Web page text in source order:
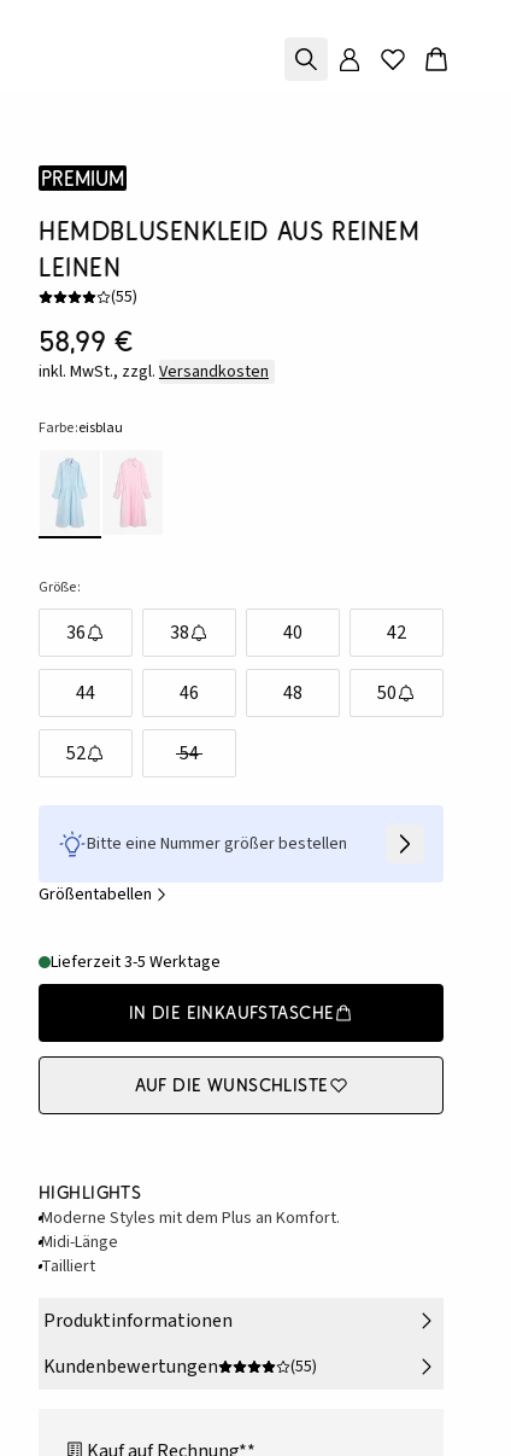
Premium
Hemdblusenkleid aus reinem
Leinen
(55)
58,99 €
inkl. MwSt., zzgl. Versandkosten
Farbe:eisblau
Größe:
36 38 40 42
44 46 48 50
52 54
Bitte eine Nummer größer bestellen
Größentabellen
Lieferzeit 3-5 Werktage
In die Einkaufstasche
Auf die Wunschliste
Highlights
Moderne Styles mit dem Plus an Komfort.
Midi-Länge
Tailliert
Produktinformationen
Kundenbewertungen
(55)